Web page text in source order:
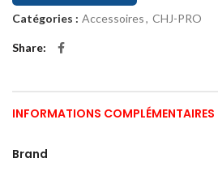
Catégories : Accessoires, CHJ-PRO
Share
INFORMATIONS COMPLÉMENTAIRES
Brand